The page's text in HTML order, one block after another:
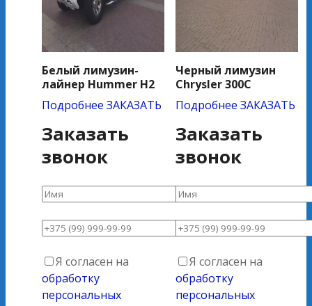
Белый лимузин-
лайнер Hummer H2
Подробнее ЗАКАЗАТЬ
Заказать
звонок
Я согласен на
обработку
персональных
Черный лимузин
Chrysler 300C
Подробнее ЗАКАЗАТЬ
Заказать
звонок
Я согласен на
обработку
персональных